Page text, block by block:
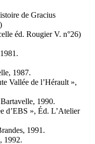
de Gracius
éd. Rougier V. n°26)
1987.
Vallée de l’Hérault »,
1990.
d’EBS », Éd. L’Atelier
1991.
1992.